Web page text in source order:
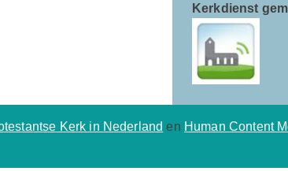
Kerkdienst
Kerk in Nederland en Human Content